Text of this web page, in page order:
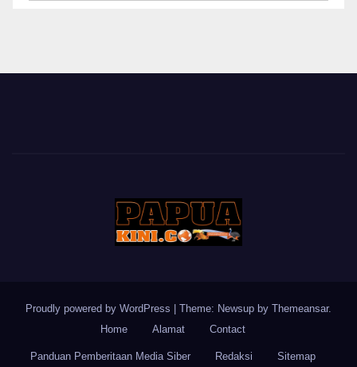
Proudly powered by WordPress Theme: Newsup by Themeansar.
Home
Alamat Contact
Panduan Pemberitaan Media Siber Redaksi Sitemap